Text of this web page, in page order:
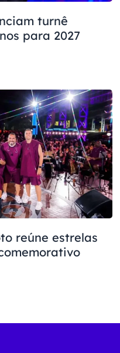
turnê
para 2027
reúne estrelas